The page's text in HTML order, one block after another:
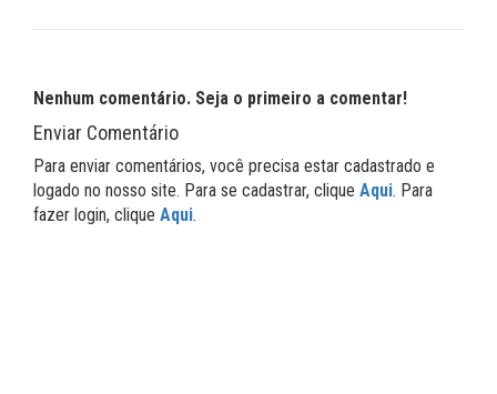
Nenhum comentário. Seja o primeiro a comentar!
Enviar Comentário
Para enviar comentários, você precisa estar cadastrado e
logado no nosso site. Para se cadastrar, clique Aqui. Para
fazer login, clique Aqui.